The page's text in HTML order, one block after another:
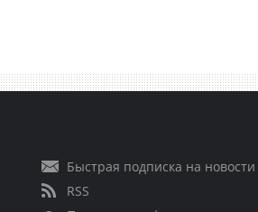
Быстрая подписка на новости
RSS